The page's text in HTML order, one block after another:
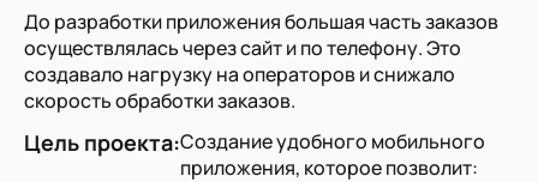
До разработки приложения большая часть заказов
осуществлялась через сайт и по телефону. Это
создавало нагрузку на операторов и снижало
скорость обработки заказов.
Цель проекта:Создание удобного мобильного
приложения, которое позволит: